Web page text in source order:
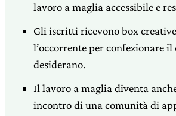
lavoro a maglia accessibile e
Gli iscritti ricevono box
l’occorrente per confezionare il
desiderano.
Il lavoro a maglia diventa
incontro di una comunità di